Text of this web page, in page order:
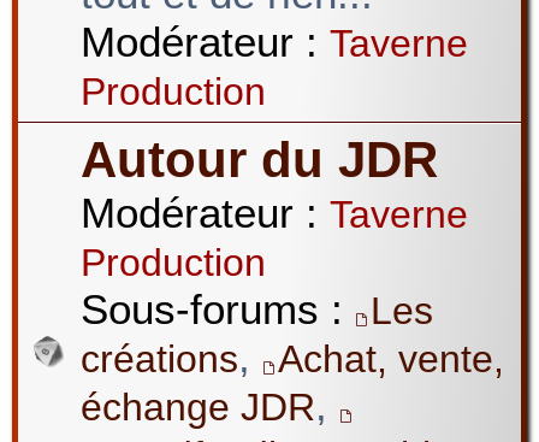
Modérateur : Taverne
Production
Autour du JDR
Modérateur : Taverne
Production
Sous-forums :
Les
créations,
Achat, vente,
échange JDR,